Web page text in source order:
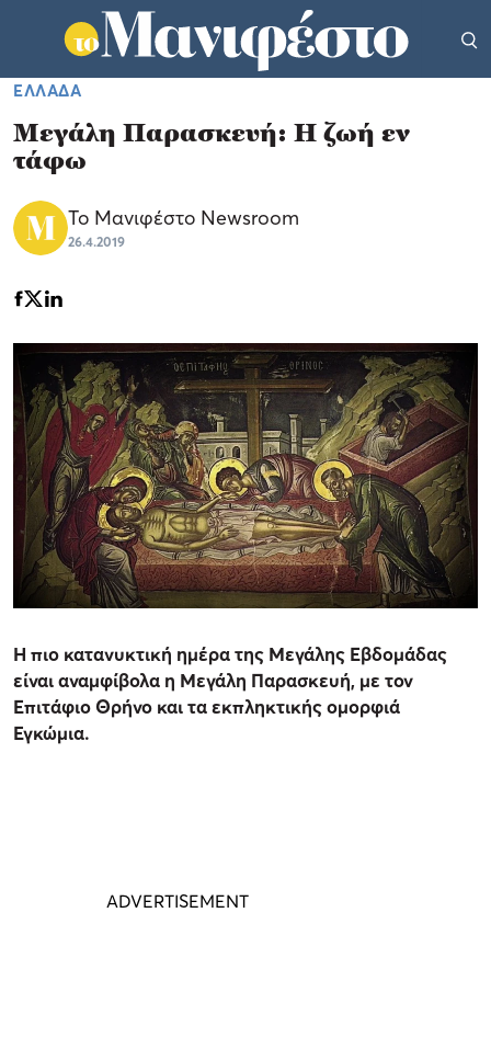
ΕΛΛΑΔΑ
Μεγάλη Παρασκευή: Η ζωή εν
τάφω
Το Μανιφέστο Newsroom
26.4.2019
Η πιο κατανυκτική ημέρα της Μεγάλης Εβδομάδας
είναι αναμφίβολα η Μεγάλη Παρασκευή, με τον
Επιτάφιο Θρήνο και τα εκπληκτικής ομορφιά
Εγκώμια.